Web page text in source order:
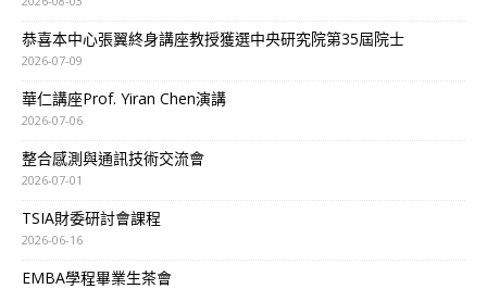
恭喜本中心張翼終身講座教授獲選中央研究院第35屆院士
2026-07-09
華仁講座Prof. Yiran Chen演講
2026-07-06
整合感測與通訊技術交流會
2026-07-01
TSIA財委研討會課程
2026-06-16
EMBA學程畢業生茶會